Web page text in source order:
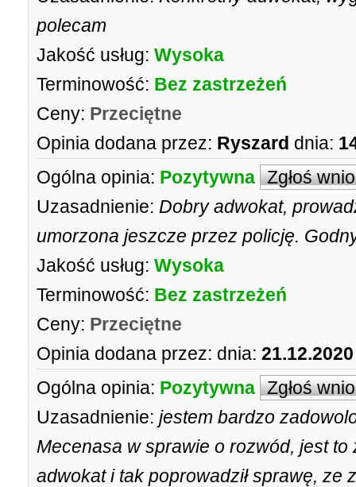
polecam
Jakość usług: Wysoka
Terminowość: Bez zastrzeżeń
Ceny: Przeciętne
Opinia dodana przez: Ryszard dnia:
Ogólna opinia: Pozytywna Zgłoś
Uzasadnienie: Dobry adwokat,
umorzona jeszcze przez policję.
Jakość usług: Wysoka
Terminowość: Bez zastrzeżeń
Ceny: Przeciętne
Opinia dodana przez: dnia:
Ogólna opinia: Pozytywna Zgłoś
Uzasadnienie: jestem bardzo
Mecenasa w sprawie o rozwód, jest
adwokat i tak poprowadził sprawę, ze